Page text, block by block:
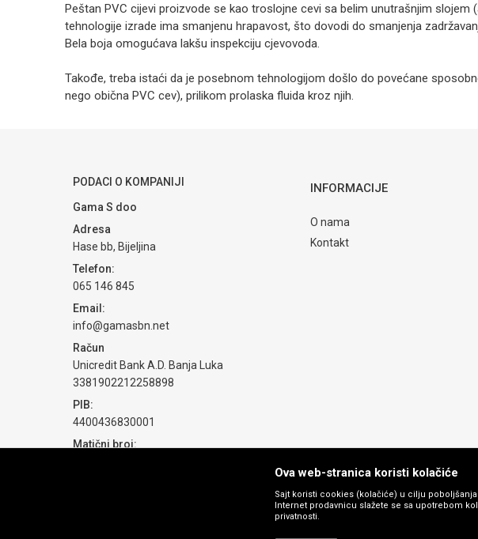
Peštan PVC cijevi proizvode se kao troslojne cevi sa belim unutrašnjim slojem
tehnologije izrade ima smanjenu hrapavost, što dovodi do smanjenja
Bela boja omogućava lakšu inspekciju cjevovoda.
Takođe, treba istaći da je posebnom tehnologijom došlo do povećane
nego obična PVC cev), prilikom prolaska fluida kroz njih.
Poruka
POŠALJI
PODACI O KOMPANIJI
Gama S doo
Adresa
Hase bb, Bijeljina
Telefon:
065 146 845
Email:
info@gamasbn.net
Račun
Unicredit Bank A.D. Banja Luka
3381902212258898
PIB:
4400436830001
Matični broj:
INFORMACIJE
O nama
Kontakt
Ova web-stranica koristi kolačiće
Sajt koristi cookies (kolačiće) u cilju
Internet prodavnicu slažete se sa upotrebom
privatnosti.